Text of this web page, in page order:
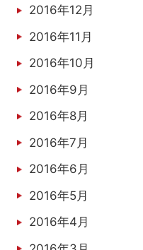
2016年12月
2016年11月
2016年10月
2016年9月
2016年8月
2016年7月
2016年6月
2016年5月
2016年4月